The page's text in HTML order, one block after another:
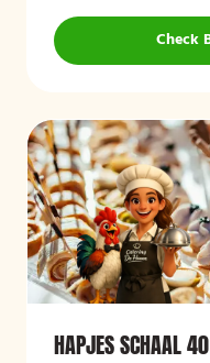
Check
HAPJES SCHAAL